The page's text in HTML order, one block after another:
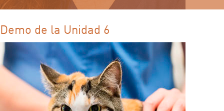
Demo de la Unidad 6